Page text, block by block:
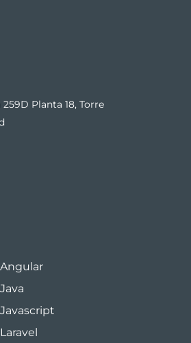
Planta 18, Torre